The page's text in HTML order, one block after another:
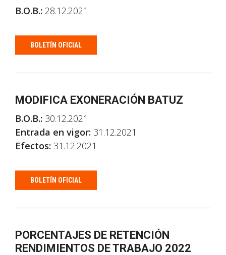
B.O.B.: 28.12.2021
BOLETÍN OFICIAL
MODIFICA EXONERACIÓN BATUZ
B.O.B.: 30.12.2021
Entrada en vigor: 31.12.2021
Efectos: 31.12.2021
BOLETÍN OFICIAL
PORCENTAJES DE RETENCIÓN
RENDIMIENTOS DE TRABAJO 2022